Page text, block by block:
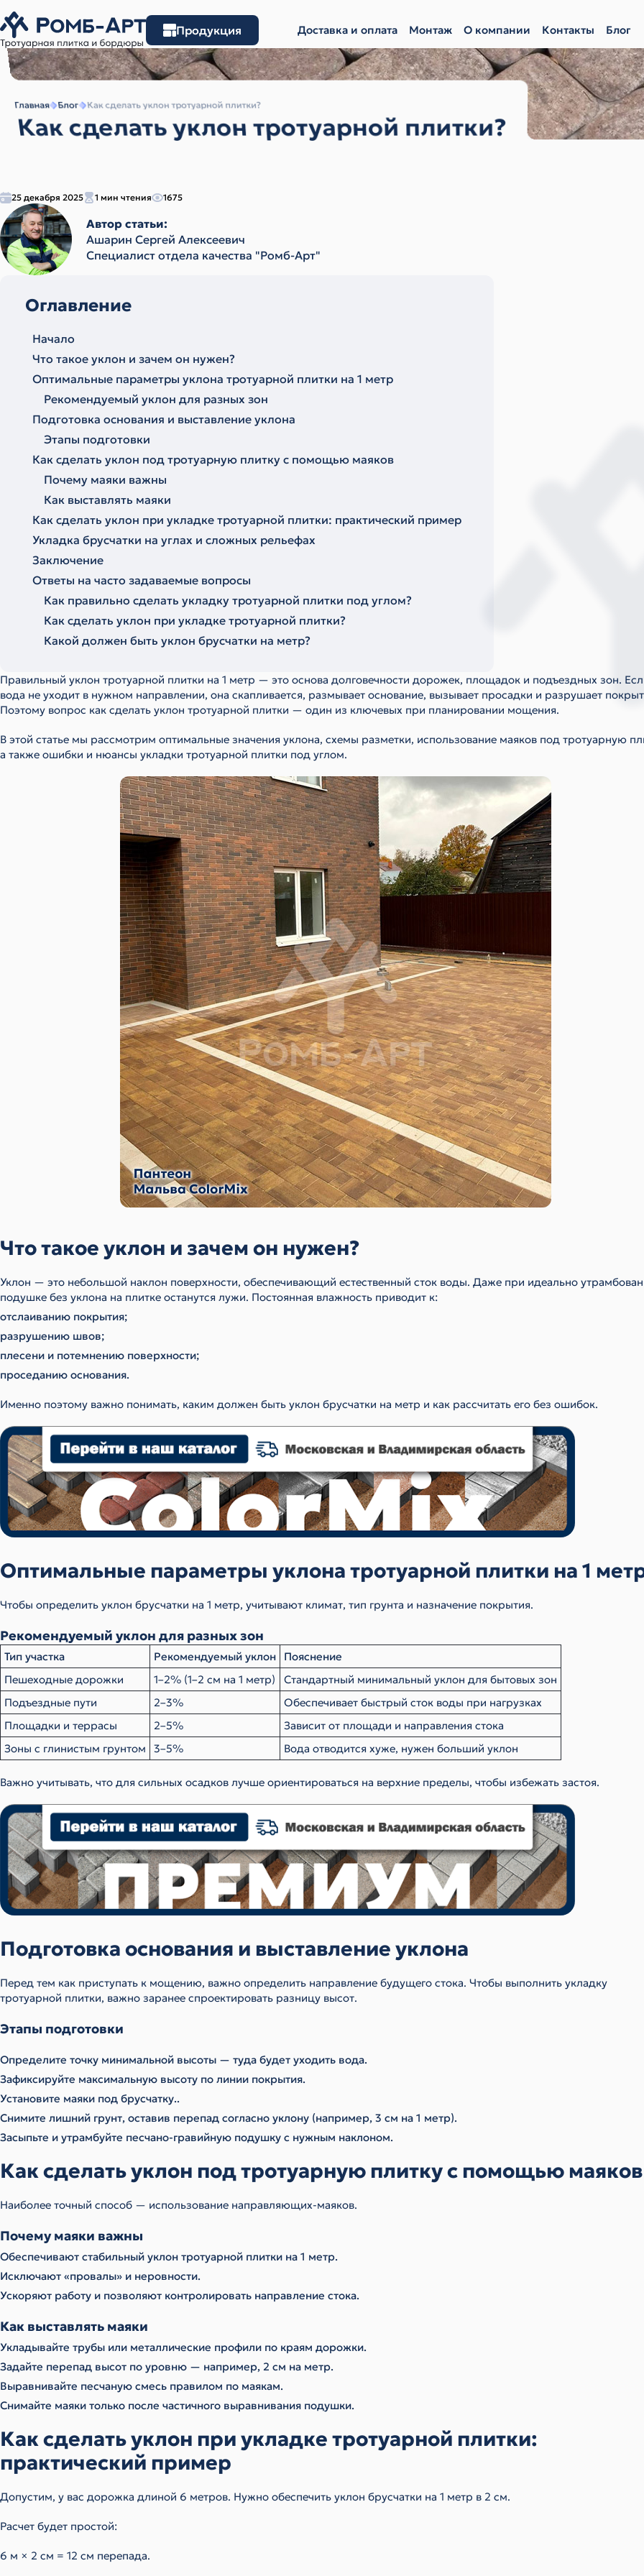
Продукция Доставка и оплата Монтаж О компании Контакты Блог
Главная Блог Как сделать уклон тротуарной плитки?
Как сделать уклон тротуарной плитки?
25 декабря 2025 1 мин чтения 1675
Автор статьи:
Ашарин Сергей Алексеевич
Cпециалист отдела качества "Ромб-Арт"
Оглавление
Начало
Что такое уклон и зачем он нужен?
Оптимальные параметры уклона тротуарной плитки на 1 метр
Рекомендуемый уклон для разных зон
Подготовка основания и выставление уклона
Этапы подготовки
Как сделать уклон под тротуарную плитку с помощью маяков
Почему маяки важны
Как выставлять маяки
Как сделать уклон при укладке тротуарной плитки: практический пример
Укладка брусчатки на углах и сложных рельефах
Заключение
Ответы на часто задаваемые вопросы
Как правильно сделать укладку тротуарной плитки под углом?
Как сделать уклон при укладке тротуарной плитки?
Какой должен быть уклон брусчатки на метр?
Правильный уклон тротуарной плитки на 1 метр — это основа долговечности дорожек, площадок и подъездных зон.
вода не уходит в нужном направлении, она скапливается, размывает основание, вызывает просадки и разрушает
Поэтому вопрос как сделать уклон тротуарной плитки — один из ключевых при планировании мощения.
В этой статье мы рассмотрим оптимальные значения уклона, схемы разметки, использование маяков под тротуарную
а также ошибки и нюансы укладки тротуарной плитки под углом.
Что такое уклон и зачем он нужен?
Уклон — это небольшой наклон поверхности, обеспечивающий естественный сток воды. Даже при идеально
подушке без уклона на плитке останутся лужи. Постоянная влажность приводит к:
отслаиванию покрытия;
разрушению швов;
плесени и потемнению поверхности;
проседанию основания.
Именно поэтому важно понимать, каким должен быть уклон брусчатки на метр и как рассчитать его без ошибок.
Оптимальные параметры уклона тротуарной плитки на 1
Чтобы определить уклон брусчатки на 1 метр, учитывают климат, тип грунта и назначение покрытия.
Рекомендуемый уклон для разных зон
Тип участка Рекомендуемый уклон
Пояснение
Пешеходные дорожки
1–2% (1–2 см на 1 метр)
Стандартный минимальный уклон для бытовых зон
Подъездные пути
2–3%
Обеспечивает быстрый сток воды при нагрузках
Площадки и террасы
2–5%
Зависит от площади и направления стока
Зоны с глинистым грунтом
3–5% Вода отводится хуже, нужен больший уклон
Важно учитывать, что для сильных осадков лучше ориентироваться на верхние пределы, чтобы избежать застоя.
Подготовка основания и выставление уклона
Перед тем как приступать к мощению, важно определить направление будущего стока. Чтобы выполнить укладку
тротуарной плитки, важно заранее спроектировать разницу высот.
Этапы подготовки
Определите точку минимальной высоты — туда будет уходить вода.
Зафиксируйте максимальную высоту по линии покрытия.
Установите маяки под брусчатку..
Снимите лишний грунт, оставив перепад согласно уклону (например, 3 см на 1 метр).
Засыпьте и утрамбуйте песчано-гравийную подушку с нужным наклоном.
Как сделать уклон под тротуарную плитку с помощью маяков
Наиболее точный способ — использование направляющих-маяков.
Почему маяки важны
Обеспечивают стабильный уклон тротуарной плитки на 1 метр.
Исключают «провалы» и неровности.
Ускоряют работу и позволяют контролировать направление стока.
Как выставлять маяки
Укладывайте трубы или металлические профили по краям дорожки.
Задайте перепад высот по уровню — например, 2 см на метр.
Выравнивайте песчаную смесь правилом по маякам.
Снимайте маяки только после частичного выравнивания подушки.
Как сделать уклон при укладке тротуарной плитки:
практический пример
Допустим, у вас дорожка длиной 6 метров. Нужно обеспечить уклон брусчатки на 1 метр в 2 см.
Расчет будет простой:
6 м × 2 см = 12 см перепада.